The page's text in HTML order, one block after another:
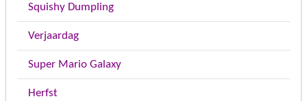
Squishy Dumpling
Verjaardag
Super Mario Galaxy
Herfst